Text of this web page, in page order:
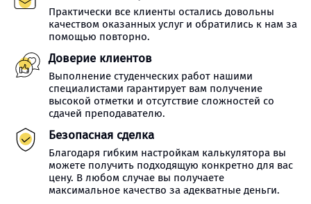
Практически все клиенты остались довольны
качеством оказанных услуг и обратились к нам за
помощью повторно.
Доверие клиентов
Выполнение студенческих работ нашими
специалистами гарантирует вам получение
высокой отметки и отсутствие сложностей со
сдачей преподавателю.
Безопасная сделка
Благодаря гибким настройкам калькулятора вы
можете получить подходящую конкретно для вас
цену. В любом случае вы получаете
максимальное качество за адекватные деньги.